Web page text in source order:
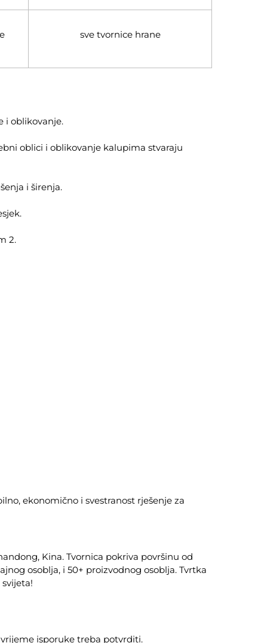
sve tvornice hrane
i oblikovanje.
oblici i oblikovanje kalupima stvaraju
i širenja.
2.
ekonomično i svestranost rješenje za
Kina. Tvornica pokriva površinu od
osoblja, i 50+ proizvodnog osoblja. Tvrtka
isporuke treba potvrditi.